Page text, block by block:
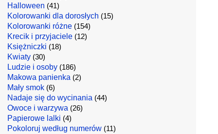
Halloween (41)
Kolorowanki dla dorosłych (15)
Kolorowanki różne (154)
Krecik i przyjaciele (12)
Księżniczki (18)
Kwiaty (30)
Ludzie i osoby (186)
Makowa panienka (2)
Mały smok (6)
Nadaje się do wycinania (44)
Owoce i warzywa (26)
Papierowe lalki (4)
Pokoloruj według numerów (11)